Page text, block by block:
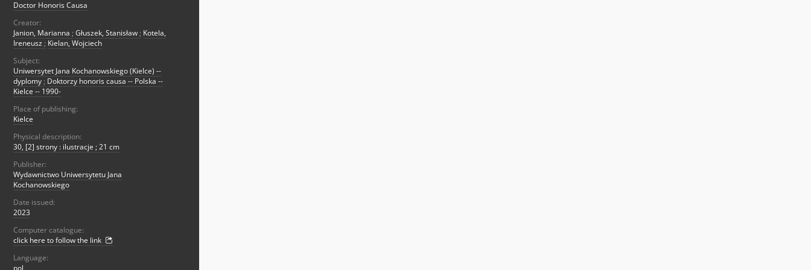
Doctor Honoris Causa
Creator:
Janion, Marianna ; Głuszek, Stanisław ; Kotela,
Ireneusz ; Kielan, Wojciech
Subject:
Uniwersytet Jana Kochanowskiego (Kielce) --
dyplomy ; Doktorzy honoris causa -- Polska --
Kielce -- 1990-
Place of publishing:
Kielce
Physical description:
30, [2] strony : ilustracje ; 21 cm
Publisher:
Wydawnictwo Uniwersytetu Jana
Kochanowskiego
Date issued:
2023
Computer catalogue:
click here to follow the link
Language: